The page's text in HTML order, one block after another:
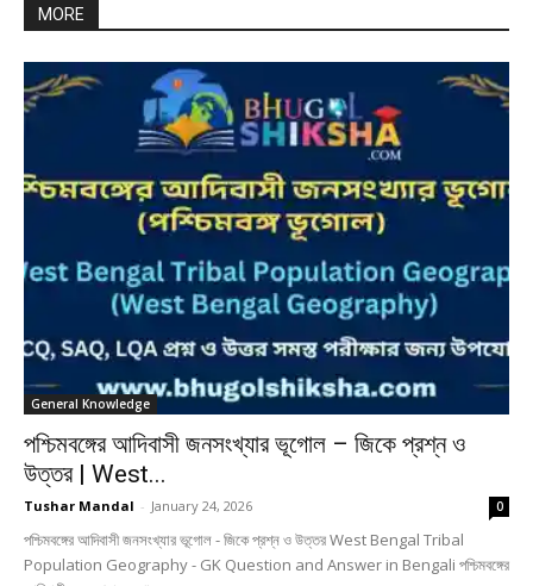
MORE
General Knowledge
পশ্চিমবঙ্গের আদিবাসী জনসংখ্যার ভূগোল – জিকে প্রশ্ন ও
উত্তর | West...
Tushar Mandal - January 24, 2026 0
পশ্চিমবঙ্গের আদিবাসী জনসংখ্যার ভূগোল - জিকে প্রশ্ন ও উত্তর West Bengal Tribal
Population Geography - GK Question and Answer in Bengali পশ্চিমবঙ্গের